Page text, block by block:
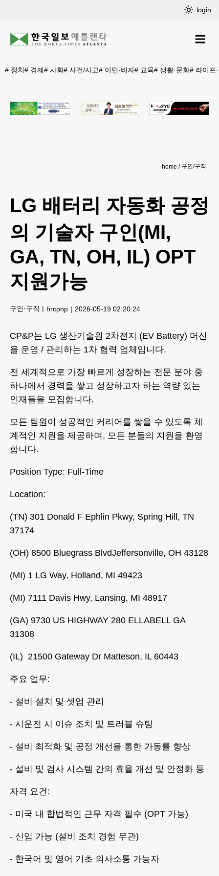
login
# 정치# 경제# 사회# 사건/사고# 이민·비자# 교육# 생활·문화# 라이프
home 구인/구직
LG 배터리 자동화 공정
의 기술자 구인(MI,
GA, TN, OH, IL) OPT
지원가능
구인·구직 hrcpnp 2026-05-19 02:20:24
CP&P는 LG 생산기술원 2차전지 (EV Battery) 머신
을 운영 / 관리하는 1차 협력 업체입니다.
전 세계적으로 가장 빠르게 성장하는 전문 분야 중
하나에서 경력을 쌓고 성장하고자 하는 역량 있는
인재들을 모집합니다.
모든 팀원이 성공적인 커리어를 쌓을 수 있도록 체
계적인 지원을 제공하며, 모든 분들의 지원을 환영
합니다.
Position Type: Full-Time
Location:
(TN) 301 Donald F Ephlin Pkwy, Spring Hill, TN
37174
(OH) 8500 Bluegrass BlvdJeffersonville, OH 43128
(MI) 1 LG Way, Holland, MI 49423
(MI) 7111 Davis Hwy, Lansing, MI 48917
(GA) 9730 US HIGHWAY 280 ELLABELL GA
31308
(IL) 21500 Gateway Dr Matteson, IL 60443
주요 업무:
- 설비 설치 및 셋업 관리
- 시운전 시 이슈 조치 및 트러블 슈팅
- 설비 최적화 및 공정 개선을 통한 가동률 향상
- 설비 및 검사 시스템 간의 효율 개선 및 안정화 등
자격 요건:
- 미국 내 합법적인 근무 자격 필수 (OPT 가능)
- 신입 가능 (설비 조치 경험 무관)
- 한국어 및 영어 기초 의사소통 가능자